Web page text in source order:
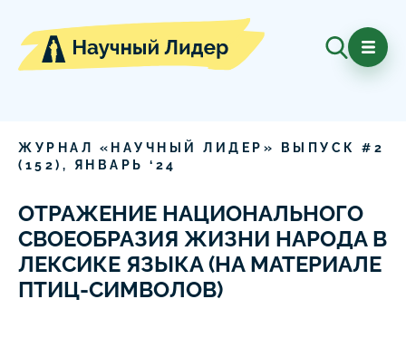
ЖУРНАЛ «НАУЧНЫЙ ЛИДЕР» ВЫПУСК # 2
( 152), ЯНВАРЬ ‘ 24
ОТРАЖЕНИЕ НАЦИОНАЛЬНОГО
СВОЕОБРАЗИЯ ЖИЗНИ НАРОДА В
ЛЕКСИКЕ ЯЗЫКА (НА МАТЕРИАЛЕ
ПТИЦ-СИМВОЛОВ)